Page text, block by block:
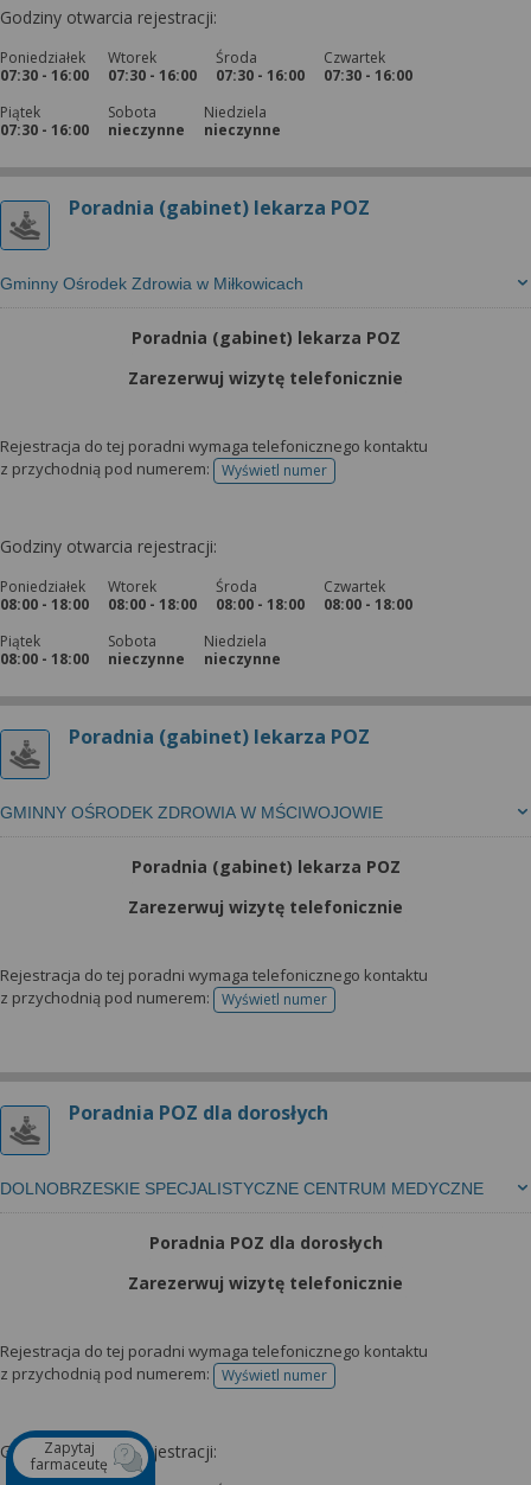
Godziny otwarcia rejestracji:
Poniedziałek
07:30 - 16:00
Wtorek
07:30 - 16:00
Środa
07:30 - 16:00
Czwartek
07:30 - 16:00
Piątek
07:30 - 16:00
Sobota
nieczynne
Niedziela
nieczynne
Poradnia (gabinet) lekarza POZ
Gminny Ośrodek Zdrowia w Miłkowicach
Poradnia (gabinet) lekarza POZ
Zarezerwuj wizytę telefonicznie
Rejestracja do tej poradni wymaga telefonicznego kontaktu
z przychodnią pod numerem:
Wyświetl numertelefonu do rejestracji
Godziny otwarcia rejestracji:
Poniedziałek
08:00 - 18:00
Wtorek
08:00 - 18:00
Środa
08:00 - 18:00
Czwartek
08:00 - 18:00
Piątek
08:00 - 18:00
Sobota
nieczynne
Niedziela
nieczynne
Poradnia (gabinet) lekarza POZ
GMINNY OŚRODEK ZDROWIA W MŚCIWOJOWIE
Poradnia (gabinet) lekarza POZ
Zarezerwuj wizytę telefonicznie
Rejestracja do tej poradni wymaga telefonicznego kontaktu
z przychodnią pod numerem:
Wyświetl numertelefonu do rejestracji
Poradnia POZ dla dorosłych
DOLNOBRZESKIE SPECJALISTYCZNE CENTRUM MEDYCZNE
Poradnia POZ dla dorosłych
Zarezerwuj wizytę telefonicznie
Rejestracja do tej poradni wymaga telefonicznego kontaktu
z przychodnią pod numerem:
Wyświetl numertelefonu do rejestracji
Godziny otwarcia rejestracji:
Zapytaj
farmaceutę